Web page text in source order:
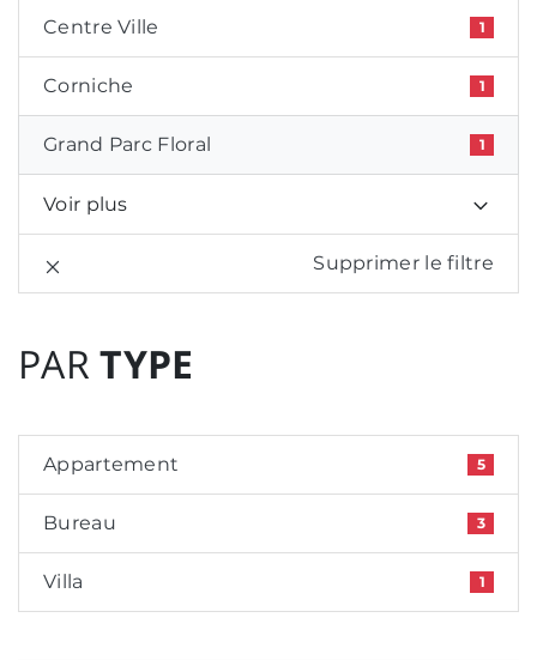
Centre Ville 1
Corniche 1
Grand Parc Floral 1
Voir plus
Supprimer le filtre
PARTYPE
Appartement 5
Bureau 3
Villa 1